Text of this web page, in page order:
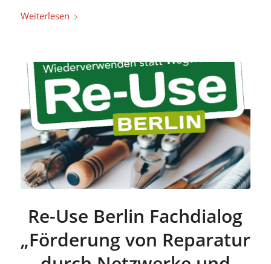
Weiterlesen
Re-Use Berlin Fachdialog
„Förderung von Reparatur